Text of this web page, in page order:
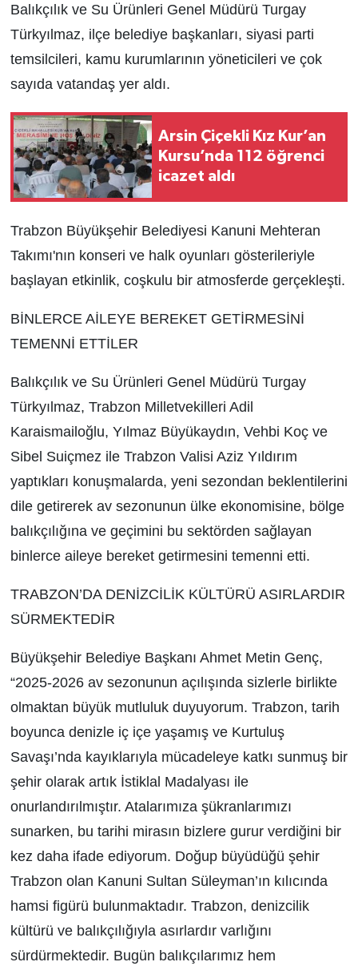
Balıkçılık ve Su Ürünleri Genel Müdürü Turgay
Türkyılmaz, ilçe belediye başkanları, siyasi parti
temsilcileri, kamu kurumlarının yöneticileri ve çok
sayıda vatandaş yer aldı.
Arsin Çiçekli Kız Kur’an
Kursu’nda 112 öğrenci
icazet aldı
Trabzon Büyükşehir Belediyesi Kanuni Mehteran
Takımı'nın konseri ve halk oyunları gösterileriyle
başlayan etkinlik, coşkulu bir atmosferde gerçekleşti.
BİNLERCE AİLEYE BEREKET GETİRMESİNİ
TEMENNİ ETTİLER
Balıkçılık ve Su Ürünleri Genel Müdürü Turgay
Türkyılmaz, Trabzon Milletvekilleri Adil
Karaismailoğlu, Yılmaz Büyükaydın, Vehbi Koç ve
Sibel Suiçmez ile Trabzon Valisi Aziz Yıldırım
yaptıkları konuşmalarda, yeni sezondan beklentilerini
dile getirerek av sezonunun ülke ekonomisine, bölge
balıkçılığına ve geçimini bu sektörden sağlayan
binlerce aileye bereket getirmesini temenni etti.
TRABZON’DA DENİZCİLİK KÜLTÜRÜ ASIRLARDIR
SÜRMEKTEDİR
Büyükşehir Belediye Başkanı Ahmet Metin Genç,
“2025-2026 av sezonunun açılışında sizlerle birlikte
olmaktan büyük mutluluk duyuyorum. Trabzon, tarih
boyunca denizle iç içe yaşamış ve Kurtuluş
Savaşı’nda kayıklarıyla mücadeleye katkı sunmuş bir
şehir olarak artık İstiklal Madalyası ile
onurlandırılmıştır. Atalarımıza şükranlarımızı
sunarken, bu tarihi mirasın bizlere gurur verdiğini bir
kez daha ifade ediyorum. Doğup büyüdüğü şehir
Trabzon olan Kanuni Sultan Süleyman’ın kılıcında
hamsi figürü bulunmaktadır. Trabzon, denizcilik
kültürü ve balıkçılığıyla asırlardır varlığını
sürdürmektedir. Bugün balıkçılarımız hem